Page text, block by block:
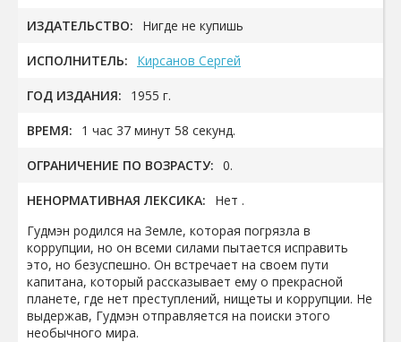
ИЗДАТЕЛЬСТВО: Нигде не купишь
ИСПОЛНИТЕЛЬ: Кирсанов Сергей
ГОД ИЗДАНИЯ: 1955 г.
ВРЕМЯ: 1 час 37 минут 58 секунд.
ОГРАНИЧЕНИЕ ПО ВОЗРАСТУ: 0.
НЕНОРМАТИВНАЯ ЛЕКСИКА:
Нет .
Гудмэн родился на Земле, которая погрязла в
коррупции, но он всеми силами пытается исправить
это, но безуспешно. Он встречает на своем пути
капитана, который рассказывает ему о прекрасной
планете, где нет преступлений, нищеты и коррупции. Не
выдержав, Гудмэн отправляется на поиски этого
необычного мира.